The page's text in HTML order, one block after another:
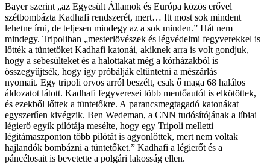
Bayer szerint „az Egyesült Államok és Európa közös erővel
szétbombázta Kadhafi rendszerét, mert… Itt most sok mindent
lehetne írni, de teljesen mindegy az a sok minden.” Hát nem
mindegy. Tripoliban „mesterlövészek és légvédelmi fegyverekkel is
lőtték a tüntetőket Kadhafi katonái, akiknek arra is volt gondjuk,
hogy a sebesülteket és a halottakat még a kórházakból is
összegyűjtsék, hogy így próbálják eltüntetni a mészárlás
nyomait. Egy tripoli orvos arról beszélt, csak ő maga 68 halálos
áldozatot látott. Kadhafi fegyveresei több mentőautót is elkötöttek,
és ezekből lőttek a tüntetőkre. A parancsmegtagadó katonákat
egyszerűen kivégzik. Ben Wedeman, a CNN tudósítójának a líbiai
légierő egyik pilótája mesélte, hogy egy Tripoli melletti
légitámaszponton több pilótát is agyonlőttek, mert nem voltak
hajlandók bombázni a tüntetőket.” Kadhafi a légierőt és a
páncélosait is bevetette a polgári lakosság ellen.